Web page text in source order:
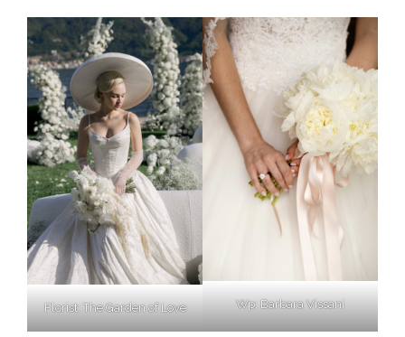
Florist: The Garden of Love Wp: Barbara Vissani